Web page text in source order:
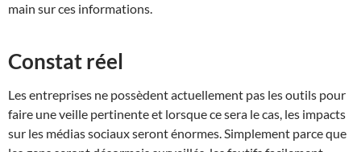
main sur ces informations.
Constat réel
Les entreprises ne possèdent actuellement pas les outils pour
faire une veille pertinente et lorsque ce sera le cas, les impacts
sur les médias sociaux seront énormes. Simplement parce que